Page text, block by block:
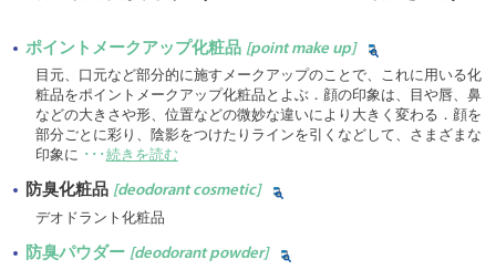
ポイントメークアップ化粧品 [point make up]
目元、口元など部分的に施すメークアップのことで、これに用いる化
粧品をポイントメークアップ化粧品とよぶ．顔の印象は、目や唇、鼻
などの大きさや形、位置などの微妙な違いにより大きく変わる．顔を
部分ごとに彩り、陰影をつけたりラインを引くなどして、さまざまな
印象に ･･･ 続きを読む
防臭化粧品 [deodorant cosmetic]
デオドラント化粧品
防臭パウダー [deodorant powder]